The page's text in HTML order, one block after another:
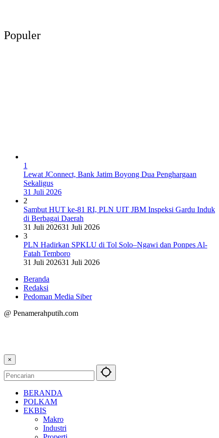
Populer
1
Lewat JConnect, Bank Jatim Boyong Dua Penghargaan
Sekaligus
31 Juli 2026
2
Sambut HUT ke-81 RI, PLN UIT JBM Inspeksi Gardu Induk
di Berbagai Daerah
31 Juli 202631 Juli 2026
3
PLN Hadirkan SPKLU di Tol Solo–Ngawi dan Ponpes Al-
Fatah Temboro
31 Juli 202631 Juli 2026
Beranda
Redaksi
Pedoman Media Siber
@ Penamerahputih.com
×
BERANDA
POLKAM
EKBIS
Makro
Industri